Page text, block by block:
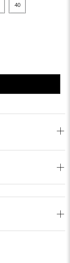
40